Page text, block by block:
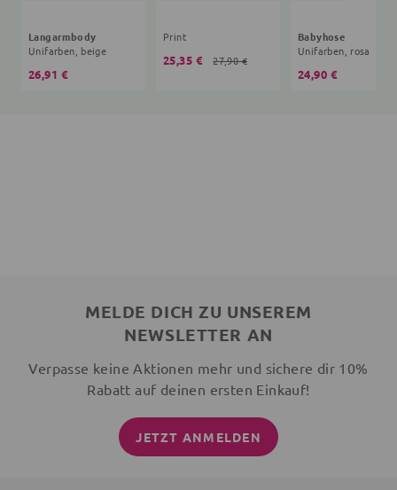
Langarmbody
Unifarben, beige
26,91 €
Print
25,35 € 27,90 €
Babyhose
Unifarben, rosa
24,90 €
MELDE DICH ZU UNSEREM
NEWSLETTER AN
Verpasse keine Aktionen mehr und sichere dir 10%
Rabatt auf deinen ersten Einkauf!
JETZT ANMELDEN